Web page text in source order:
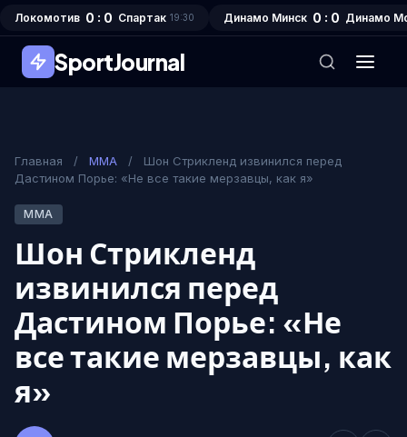
Локомотив 0 : 0 Спартак 19:30 Динамо Минск 0 : 0 Динамо
SportJournal
Главная / MMA /
Шон Стрикленд извинился перед
Дастином Порье: «Не все такие мерзавцы, как я»
MMA
Шон Стрикленд
извинился перед
Дастином Порье: «Не
все такие мерзавцы, как
я»